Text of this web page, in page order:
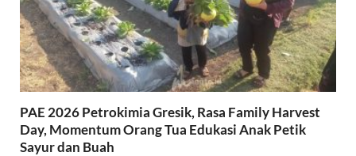
PAE 2026 Petrokimia Gresik, Rasa Family Harvest
Day, Momentum Orang Tua Edukasi Anak Petik
Sayur dan Buah